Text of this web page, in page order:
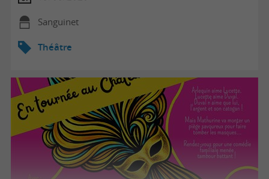
Sanguinet
Théâtre